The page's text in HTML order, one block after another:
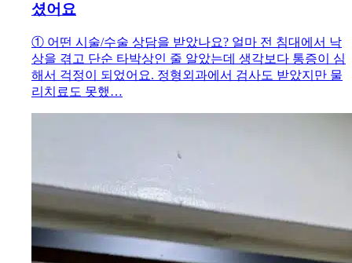
셨어요
① 어떤 시술/수술 상담을 받았나요? 얼마 전 침대에서 낙
상을 겪고 단순 타박상인 줄 알았는데 생각보다 통증이 심
해서 걱정이 되었어요. 정형외과에서 검사도 받았지만 물
리치료도 못했…